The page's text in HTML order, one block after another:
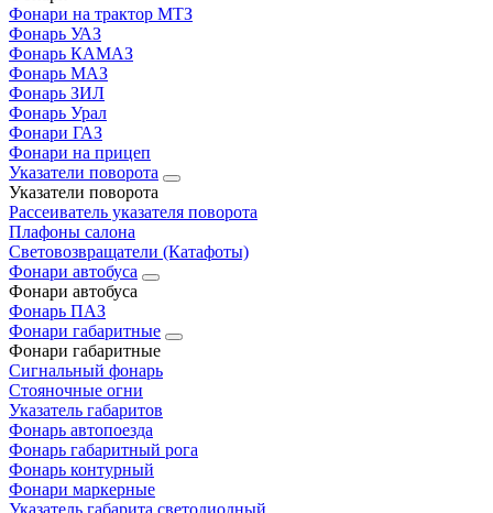
Фонари на трактор МТЗ
Фонарь УАЗ
Фонарь КАМАЗ
Фонарь МАЗ
Фонарь ЗИЛ
Фонарь Урал
Фонари ГАЗ
Фонари на прицеп
Указатели поворота
Указатели поворота
Рассеиватель указателя поворота
Плафоны салона
Световозвращатели (Катафоты)
Фонари автобуса
Фонари автобуса
Фонарь ПАЗ
Фонари габаритные
Фонари габаритные
Сигнальный фонарь
Стояночные огни
Указатель габаритов
Фонарь автопоезда
Фонарь габаритный рога
Фонарь контурный
Фонари маркерные